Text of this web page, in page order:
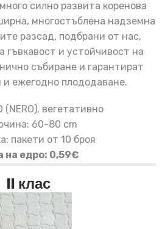
силно развита коренова
многостъблена надземна
разсад, подбрани от нас,
гъвкавост и устойчивост на
събиране и гарантират
и ежегодно плододаване.
вегетативно
60-80 cm
пакети от 10 броя
на едро: 0,59€
II клас